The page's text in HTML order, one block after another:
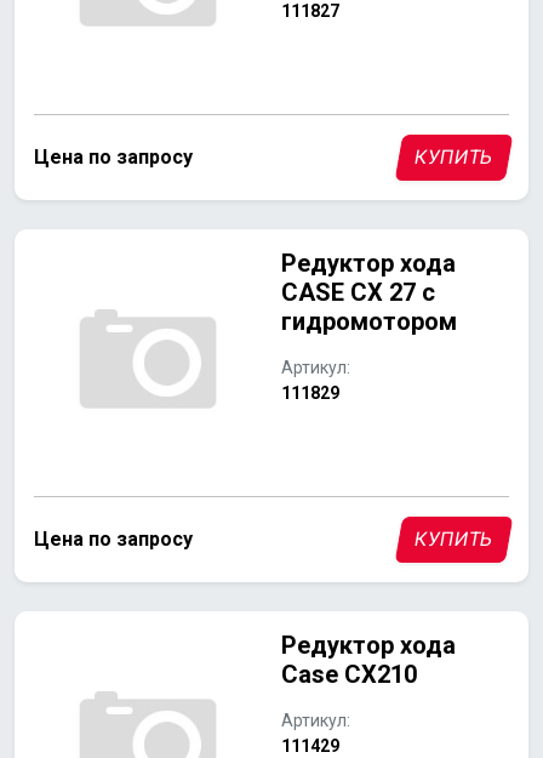
111827
Цена по запросу КУПИТЬ
Редуктор хода
CASE CX 27 с
гидромотором
Артикул:
111829
Цена по запросу КУПИТЬ
Редуктор хода
Case CX210
Артикул:
111429